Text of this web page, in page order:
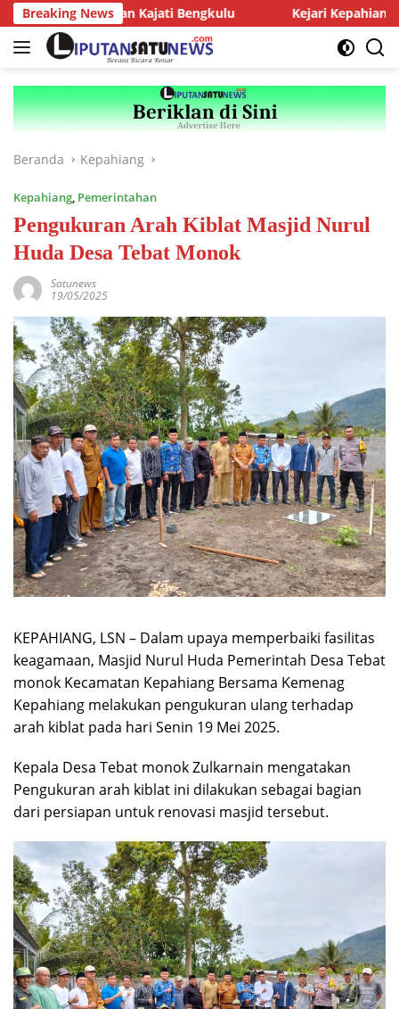
Langsung
ke
konten
Breaking News
dengan Kajati Bengkulu Kejari Kepahiang
Beranda Kepahiang
Kepahiang, Pemerintahan
Pengukuran Arah Kiblat Masjid Nurul
Huda Desa Tebat Monok
Satunews
19/05/2025
KEPAHIANG, LSN – Dalam upaya memperbaiki fasilitas
keagamaan, Masjid Nurul Huda Pemerintah Desa Tebat
monok Kecamatan Kepahiang Bersama Kemenag
Kepahiang melakukan pengukuran ulang terhadap
arah kiblat pada hari Senin 19 Mei 2025.
Kepala Desa Tebat monok Zulkarnain mengatakan
Pengukuran arah kiblat ini dilakukan sebagai bagian
dari persiapan untuk renovasi masjid tersebut.